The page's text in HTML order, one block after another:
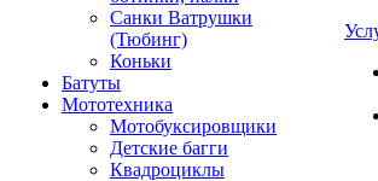
Санки Ватрушки
(Тюбинг)
Коньки
Батуты
Мототехника
Мотобуксировщики
Детские багги
Квадроциклы